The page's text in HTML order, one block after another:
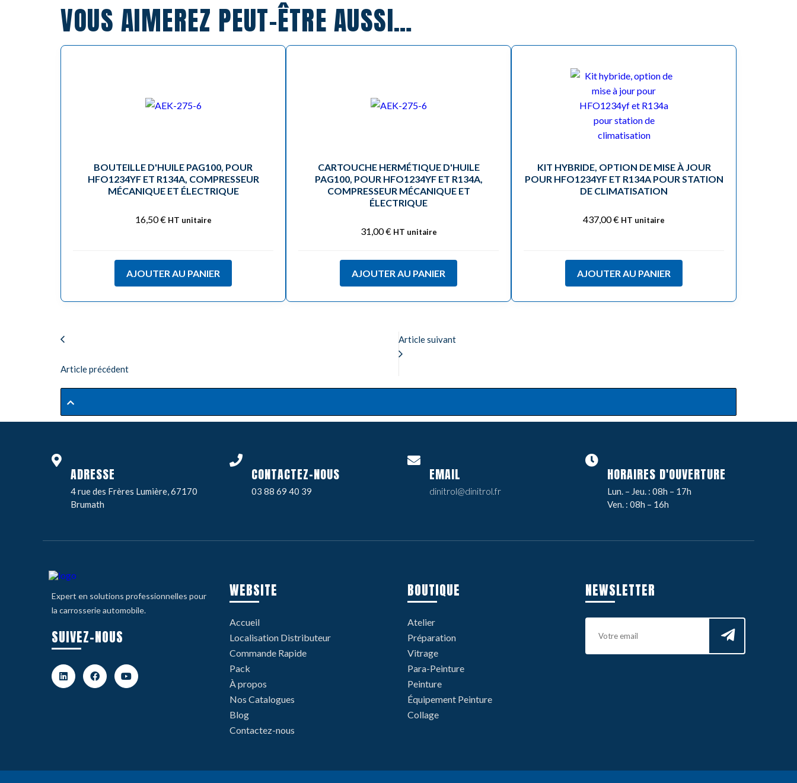
VOUS AIMEREZ PEUT-ÊTRE AUSSI…
BOUTEILLE D'HUILE PAG100, POUR
HFO1234YF ET R134A, COMPRESSEUR
MÉCANIQUE ET ÉLECTRIQUE
16,50€ HT unitaire
AJOUTER AU PANIER
CARTOUCHE HERMÉTIQUE D'HUILE
PAG100, POUR HFO1234YF ET R134A,
COMPRESSEUR MÉCANIQUE ET
ÉLECTRIQUE
31,00€ HT unitaire
AJOUTER AU PANIER
KIT HYBRIDE, OPTION DE MISE À JOUR
POUR HFO1234YF ET R134A POUR STATION
DE CLIMATISATION
437,00€ HT unitaire
AJOUTER AU PANIER
Article précédent
Article suivant
ADRESSE
4 rue des Frères Lumière, 67170
Brumath
CONTACTEZ-NOUS
03 88 69 40 39
EMAIL
dinitrol@dinitrol.fr
HORAIRES D'OUVERTURE
Lun. – Jeu. : 08h – 17h
Ven. : 08h – 16h
Expert en solutions professionnelles pour
la carrosserie automobile.
SUIVEZ-NOUS
WEBSITE
Accueil
Localisation Distributeur
Commande Rapide
Pack
À propos
Nos Catalogues
Blog
Contactez-nous
BOUTIQUE
Atelier
Préparation
Vitrage
Para-Peinture
Peinture
Équipement Peinture
Collage
NEWSLETTER